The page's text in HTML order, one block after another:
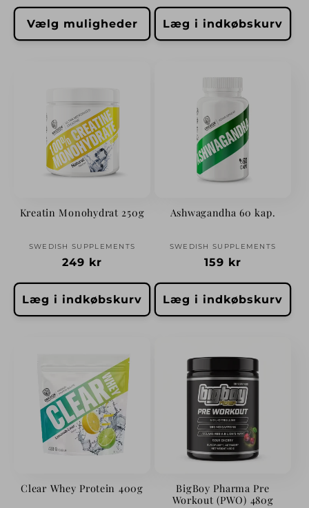
Vælg muligheder Læg i indkøbskurv
Kreatin Monohydrat 250g
Forhandler:
SWEDISH SUPPLEMENTS
Normalpris
249 kr
Læg i indkøbskurv
Ashwagandha 60 kap.
Forhandler:
SWEDISH SUPPLEMENTS
Normalpris
159 kr
Læg i indkøbskurv
Clear Whey Protein 400g
BigBoy Pharma Pre
Workout (PWO) 480g
Log ind